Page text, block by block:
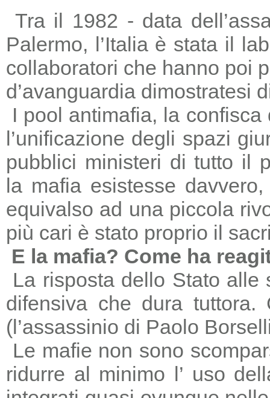
Tra il 1982 - data
Palermo, l’Italia è stata il
collaboratori che hanno poi
d’avanguardia dimostratesi
I pool antimafia, la
l’unificazione degli spazi
pubblici ministeri di tutto il
la mafia esistesse
equivalso ad una piccola
più cari è stato proprio il
E la mafia? Come ha
La risposta dello Stato alle
difensiva che dura
(l’assassinio di Paolo
Le mafie non sono
ridurre al minimo l’ uso